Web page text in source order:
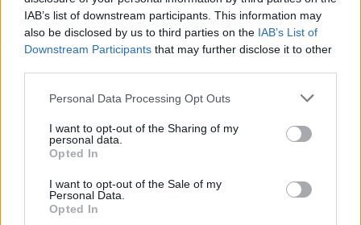
IAB’s list of downstream participants. This information may
also be disclosed by us to third parties on the IAB’s List of
Downstream Participants that may further disclose it to other
Personal Data Processing Opt Outs
I want to opt-out of the Sharing of my
personal data.
Opted In
I want to opt-out of the Sale of my
Personal Data.
Opted In
Ajax groeit onder Míchel, maar transfermarkt
blijft cruciaal
Shane Kluivert krijgt kans van Flick en begint in
de basis bij FC Barcelona
Servische media vergelijken Ajax-talent Abdellah
Ouazane met Lionel Messi